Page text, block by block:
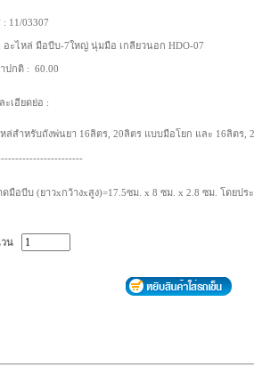
: 11/03307
อะไหล่ มือบีบ-7ใหญ่ นุ่มมือ เกลียวนอก HDO-07
ปกติ : 60.00
ะเอียดย่อ :
ล่สำหรับถังพ่นยา 16ลิตร, 20ลิตร แบบมือโยก และ 16ลิตร,
มือบีบ (ยาวxกว้างxสูง)=17.5ซม. x 8 ซม. x 2.8 ซม. โดยปร
น